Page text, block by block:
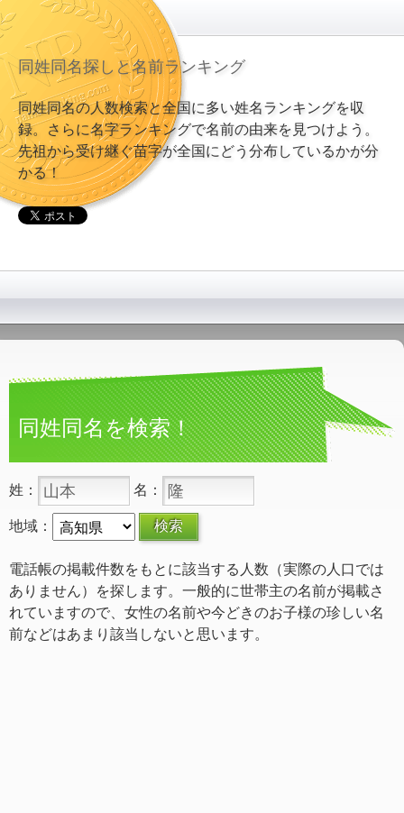
同姓同名探しと名前ランキング
同姓同名の人数検索と全国に多い姓名ランキングを収
録。さらに名字ランキングで名前の由来を見つけよう。
先祖から受け継ぐ苗字が全国にどう分布しているかが分
かる！
同姓同名を検索！
姓： 名：
地域：
電話帳の掲載件数をもとに該当する人数（実際の人口では
ありません）を探します。一般的に世帯主の名前が掲載さ
れていますので、女性の名前や今どきのお子様の珍しい名
前などはあまり該当しないと思います。